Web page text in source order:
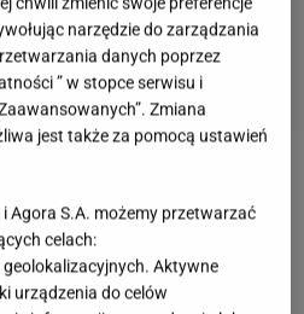
jak robi wyskok z górę na
kolejności rzuca się w
cała reszta.
narzędzie do zarządzania
danych poprzez
” w stopce serwisu i
Zmiana
jest także za pomocą ustawień
Agora S.A. możemy przetwarzać
celach:
geolokalizacyjnych. Aktywne
urządzenia do celów